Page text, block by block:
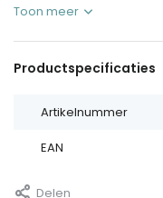
Toon meer
Productspecificaties
Artikelnummer
EAN
Delen